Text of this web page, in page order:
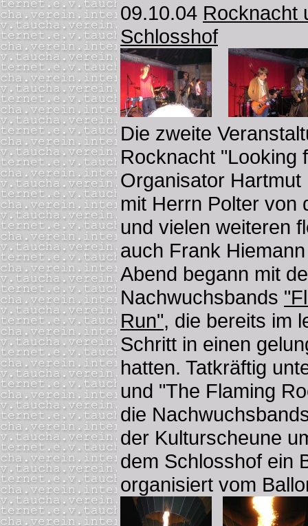
09.10.04 Rocknacht
Schlosshof
Die zweite
Rocknacht "Looking
Organisator
mit Herrn Polter von
und vielen weiteren
auch Frank
Abend begann mit
Nachwuchsbands
Run", die bereits im
Schritt in einen
hatten. Tatkräftig
und "The Flaming
die
der Kulturscheune
dem Schlosshof ein
organisiert vom